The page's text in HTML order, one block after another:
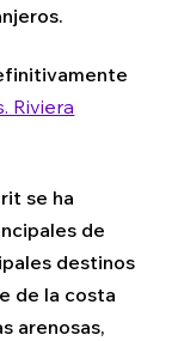
Riviera
se ha
de
destinos
de la costa
arenosas,